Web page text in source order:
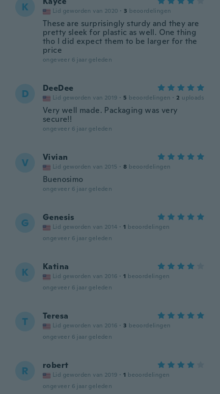
K Lid geworden van 2020 · 3 beoordelingen
These are surprisingly sturdy and they are
pretty sleek for plastic as well. One thing
tho I did expect them to be larger for the
price
ongeveer 6 jaar geleden
D DeeDee
Lid geworden van 2019 · 5 beoordelingen · 2 uploads
Very well made. Packaging was very
secure!!
ongeveer 6 jaar geleden
V Vivian
Lid geworden van 2015 · 8 beoordelingen
Buenosimo
ongeveer 6 jaar geleden
G Genesis
Lid geworden van 2014 · 1 beoordelingen
ongeveer 6 jaar geleden
K Katina
Lid geworden van 2016 · 1 beoordelingen
ongeveer 6 jaar geleden
T Teresa
Lid geworden van 2016 · 3 beoordelingen
ongeveer 6 jaar geleden
R robert
Lid geworden van 2019 · 1 beoordelingen
ongeveer 6 jaar geleden